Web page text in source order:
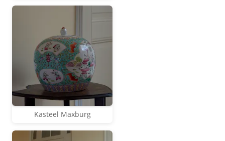
Kasteel Maxburg